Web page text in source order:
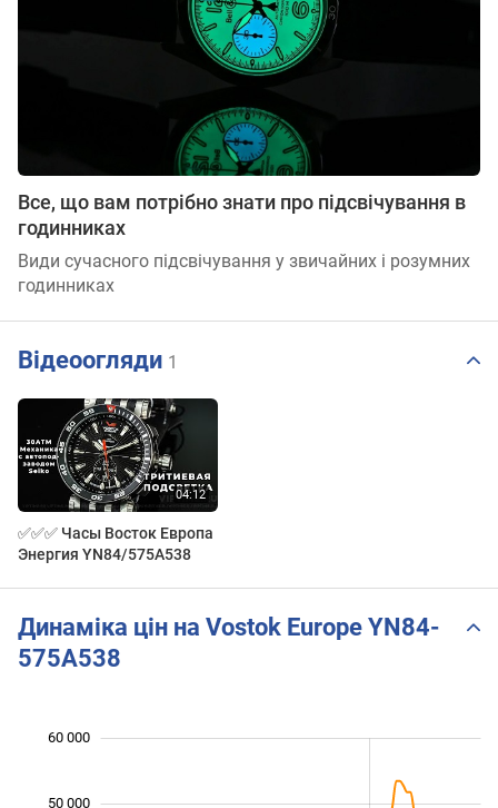
Все, що вам потрібно знати про підсвічування в
годинниках
Види сучасного підсвічування у звичайних і розумних
годинниках
Відеоогляди 1
✅✅✅ Часы Восток Европа
Энергия YN84/575A538
Динаміка цін на Vostok Europe YN84-
575A538
50 000
60 000